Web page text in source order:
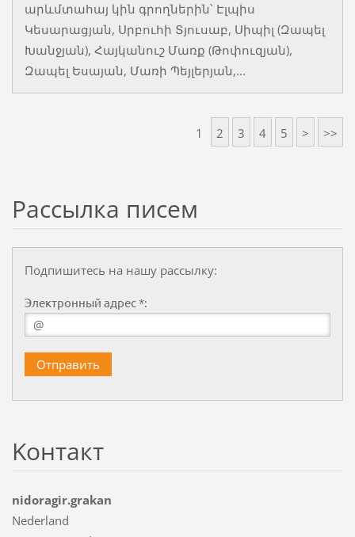
արևմտահայ կին գրողներին՝ Էլպիս
Կեսարացյան, Սրբուհի Տյուսաբ, Սիպիլ (Զապել
Խանջյան), Հայկանուշ Մառք (Թոփուզյան),
Զապել Եսայան, Մառի Պեյլերյան,...
1 2 3 4 5 > >>
Рассылка писем
Подпишитесь на нашу рассылку:
Электронный адрес *:
Koнтакт
nidoragir.grakan
Nederland